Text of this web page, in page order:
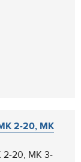
2-20, МК
2-20, МК 3-